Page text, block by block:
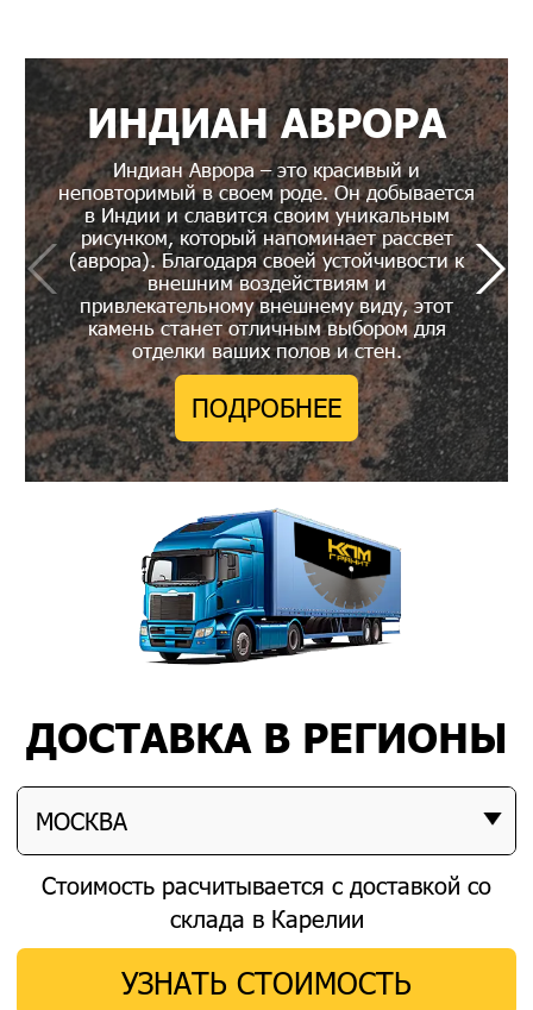
ИНДИАН АВРОРА
Индиан Аврора – это красивый и
неповторимый в своем роде. Он добывается
в Индии и славится своим уникальным
рисунком, который напоминает рассвет
(аврора). Благодаря своей устойчивости к
внешним воздействиям и
привлекательному внешнему виду, этот
камень станет отличным выбором для
отделки ваших полов и стен.
ПОДРОБНЕЕ
ДОСТАВКА В РЕГИОНЫ
МОСКВА
Стоимость расчитывается с доставкой со
склада в Карелии
УЗНАТЬ СТОИМОСТЬ